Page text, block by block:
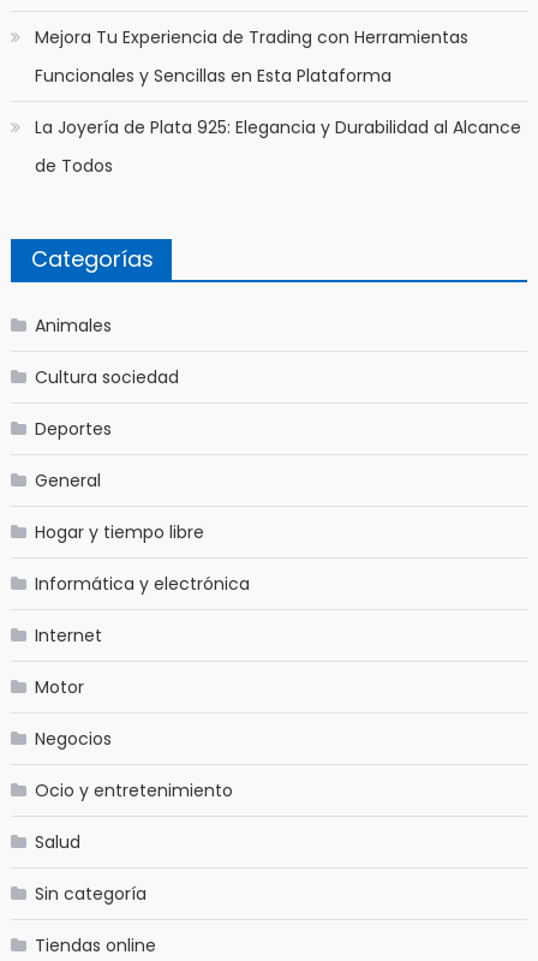
Mejora Tu Experiencia de Trading con Herramientas
Funcionales y Sencillas en Esta Plataforma
La Joyería de Plata 925: Elegancia y Durabilidad al Alcance
de Todos
Categorías
Animales
Cultura sociedad
Deportes
General
Hogar y tiempo libre
Informática y electrónica
Internet
Motor
Negocios
Ocio y entretenimiento
Salud
Sin categoría
Tiendas online